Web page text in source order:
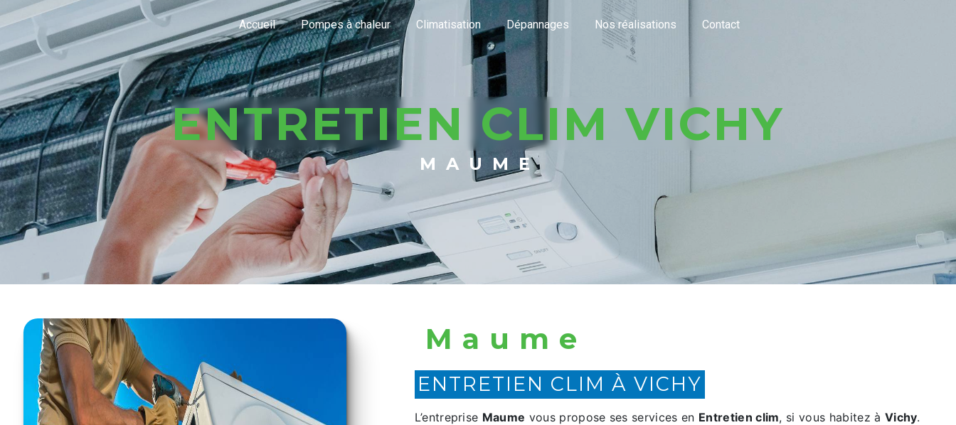
Accueil Pompes à chaleur Climatisation Dépannages Nos réalisations Contact
ENTRETIEN CLIM VICHY
MAUME
Maume
ENTRETIEN CLIM À VICHY
L’entreprise Maume vous propose ses services en Entretien clim, si vous habitez à Vichy.
Panneau de gestion des cookies